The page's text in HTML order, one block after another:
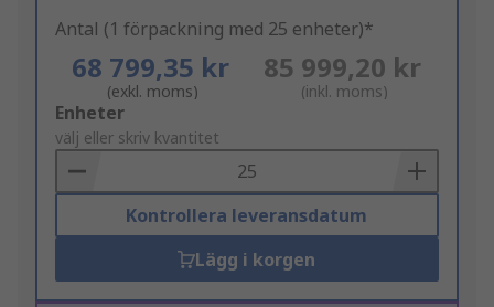
Antal (1 förpackning med 25 enheter)*
68 799,35 kr
(exkl. moms)
85 999,20 kr
(inkl. moms)
Add
to
Basket
Enheter
välj eller skriv kvantitet
Kontrollera leveransdatum
Lägg i korgen